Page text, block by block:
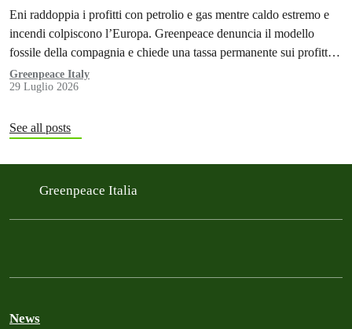
della crisi climatica»
Eni raddoppia i profitti con petrolio e gas mentre caldo estremo e
incendi colpiscono l’Europa. Greenpeace denuncia il modello
fossile della compagnia e chiede una tassa permanente sui profitti
delle aziende fossili
Greenpeace Italy
29 Luglio 2026
See all posts
Greenpeace Italia
News